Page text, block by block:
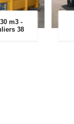
m3 -
38